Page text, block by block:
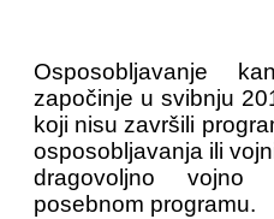
Osposobljavanje
započinje u svibnju
koji nisu završili
osposobljavanja ili
dragovoljno vojno
posebnom programu.